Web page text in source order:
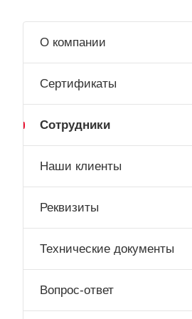
О компании
Сертификаты
Сотрудники
Наши клиенты
Реквизиты
Технические документы
Вопрос-ответ